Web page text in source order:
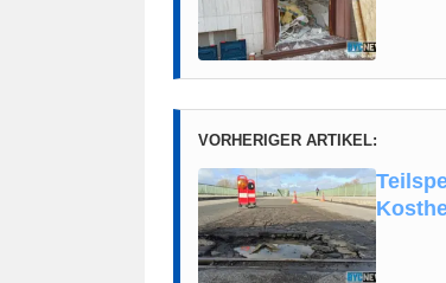
VORHERIGER ARTIKEL: